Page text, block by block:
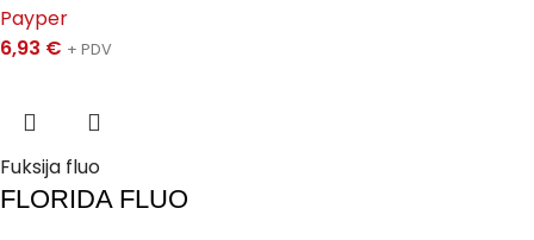
Payper
6,93 € + PDV
Fuksija fluo
FLORIDA FLUO